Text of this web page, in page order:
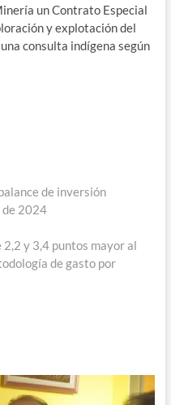
un Contrato Especial
y explotación del
consulta indígena según
de inversión
2024
y 3,4 puntos mayor al
de gasto por